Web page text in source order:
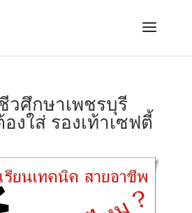
วศึกษาเพชรบุรี
งใส่ รองเท้าเซฟตี้